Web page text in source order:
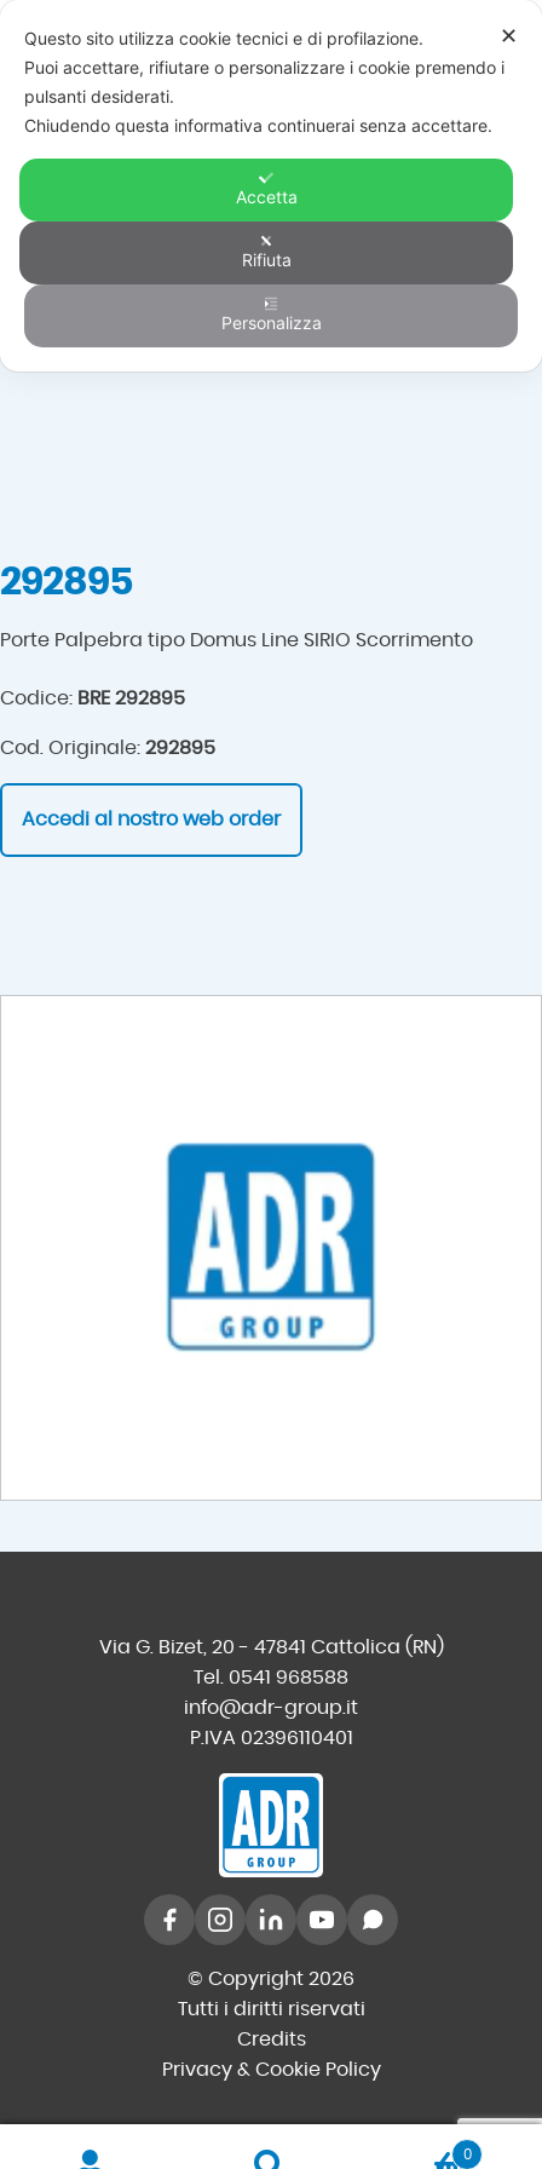
Generico
292895
Porte Palpebra tipo Domus Line SIRIO Scorrimento
Codice: BRE 292895
Cod. Originale: 292895
Accedi al nostro web order
Via G. Bizet, 20 - 47841 Cattolica (RN)
Tel. 0541 968588
info@adr-group.it
P.IVA 02396110401
© Copyright 2026
Tutti i diritti riservati
Credits
Privacy & Cookie Policy
0
✕
Questo sito utilizza cookie tecnici e di profilazione.
Puoi accettare, rifiutare o personalizzare i cookie premendo i
pulsanti desiderati.
Chiudendo questa informativa continuerai senza accettare.
Accetta
Rifiuta
Personalizza